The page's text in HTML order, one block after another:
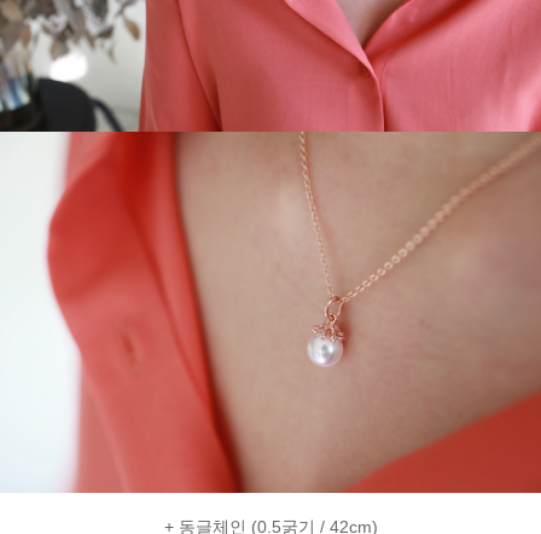
+ 동글체인 (0.5굵기 / 42cm)